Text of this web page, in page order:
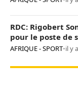
RDC: Rigobert
pour le poste de
AFRIQUE - SPORT•il y